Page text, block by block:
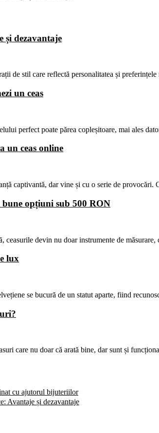
și dezavantaje
de stil care reflectă personalitatea și
un ceas
perfect poate părea copleșitoare, mai ales
un ceas online
captivantă, dar vine și cu o serie de provocări.
opțiuni sub 500 RON
ceasurile devin nu doar instrumente de măsurare,
lux
se bucură de un statut aparte, fiind
care nu doar că arată bine, dar sunt și
cu ajutorul bijuteriilor
Avantaje și dezavantaje